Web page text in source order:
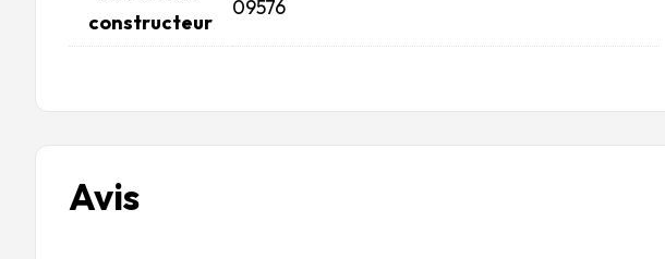
constructeur
09576
Avis